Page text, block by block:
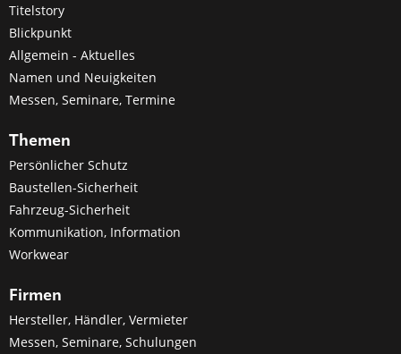
Titelstory
Blickpunkt
Allgemein - Aktuelles
Namen und Neuigkeiten
Messen, Seminare, Termine
Themen
Persönlicher Schutz
Baustellen-Sicherheit
Fahrzeug-Sicherheit
Kommunikation, Information
Workwear
Firmen
Hersteller, Händler, Vermieter
Messen, Seminare, Schulungen